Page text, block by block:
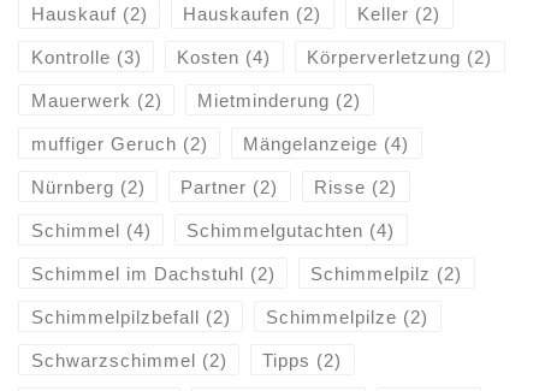
Hauskauf(2) Hauskaufen (2) Keller (2)
Kontrolle (3) Kosten (4) Körperverletzung (2)
Mauerwerk (2) Mietminderung (2)
muffiger Geruch (2) Mängelanzeige (4)
Nürnberg (2) Partner (2) Risse (2)
Schimmel (4) Schimmelgutachten (4)
Schimmel im Dachstuhl (2) Schimmelpilz (2)
Schimmelpilzbefall (2) Schimmelpilze (2)
Schwarzschimmel (2) Tipps (2)